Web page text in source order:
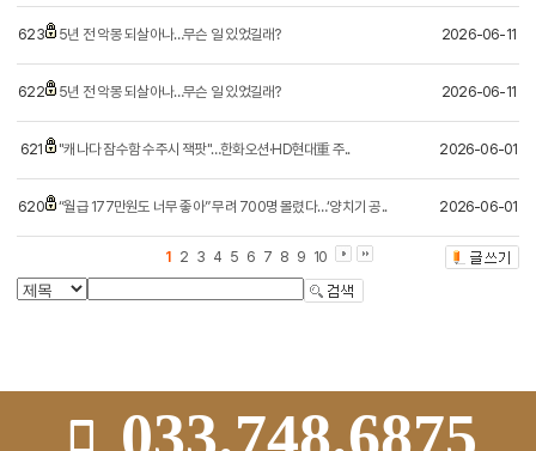
623 5년 전 악몽 되살아나…무슨 일 있었길래? 2026-06-11
622 5년 전 악몽 되살아나…무슨 일 있었길래? 2026-06-11
621 "캐나다 잠수함 수주시 잭팟"…한화오션·HD현대重 주.. 2026-06-01
620 “월급 177만원도 너무 좋아” 무려 700명 몰렸다…‘양치기 공.. 2026-06-01
1 2 3 4 5 6 7 8 9 10